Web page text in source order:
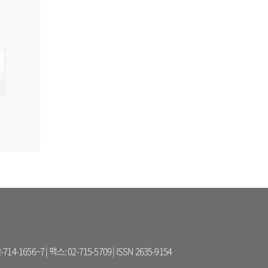
1656~7 | 팩스: 02-715-5709 | ISSN 2635-9154